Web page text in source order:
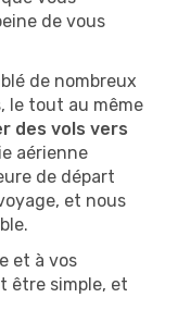
de vous
de nombreux
le tout au même
des vols vers
aérienne
de départ
et nous
et à vos
être simple, et